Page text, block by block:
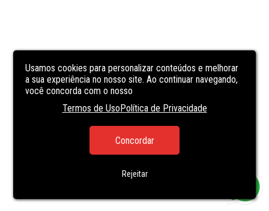
Usamos cookies para personalizar conteúdos e melhorar
a sua experiência no nosso site. Ao continuar navegando,
você concorda com o nosso
Termos de UsoPolítica de Privacidade
Concordar
Rejeitar